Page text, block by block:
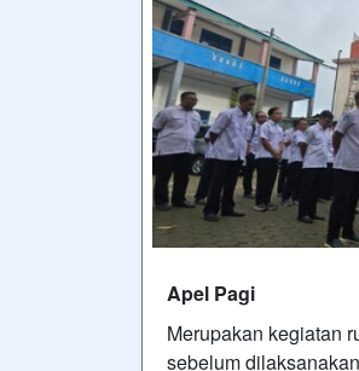
Apel Pagi
Merupakan kegiatan
sebelum